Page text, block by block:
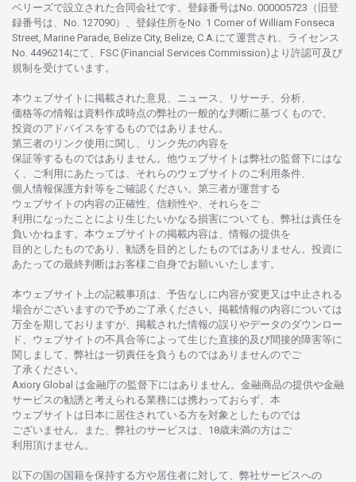
ベリーズで設立さ れた合同会社です。 登録番号はNo. 000005723（旧登
録番号は、No. 127090）、 登録住所をNo. 1 Corner of William Fonseca
Street, Marine Parade, Belize City, Belize, C.A.にて運営さ れ、 ライセンス
No. 4496214にて、FSC (Financial Services Commission)より 許認可及び
規制を受けています。
本ウェブサイトに掲載さ れた意見、ニュース、リサーチ、分析、
価格等の情報は資料作成時点の弊社の一般的な判断に基づくもので、
投資のアドバイスをするものではありません。
第三者の リンク使用に関し、 リンク先の内容を
保証等するものではありません。 他ウェブサイトは弊社の監督下にはな
く、
ご利用に あたっては、 それらのウェブサイトの ご利用条件、
個人情報保護方針等を ご確認ください。 第三者が運営する
ウェブサイトの内容の正確性、信頼性や、それらをご
利用になったことにより 生じたいかなる損害についても、 弊社は責任を
負いかね ます。 本ウェブサイトの掲載内容は、 情報の提供を
目的としたものであり、 勧誘を 目的としたものではありません。 投資に
あたっての最終判断はお客様ご自身でお願いいたします。
本ウェブサイト 上の記載事項は、 予告なしに 内容が変更又は中止さ れる
場合がございますので予めご了承ください。 掲載情報の内容については
万全を期しておりますが、 掲載さ れた情報の誤りやデータのダウンロー
ド、 ウェブサイトの不具合等に よって生じた 直接的及び間接的障害等に
関し まして、 弊社は一切責任を負うものではありませんのでご
了承ください。
Axiory Global は金融庁の監督下にはありません。 金融商品の提供や金融
サービスの勧誘と 考えられる業務には携わっておらず、 本
ウェブサイトは 日本に 居住さ れている方を対象としたものでは
ございません。
また、 弊社のサービスは、18歳未満の方は ご
利用頂けません 。
以下の国の国籍を保持する方や居住者に対して、 弊社サービスへの